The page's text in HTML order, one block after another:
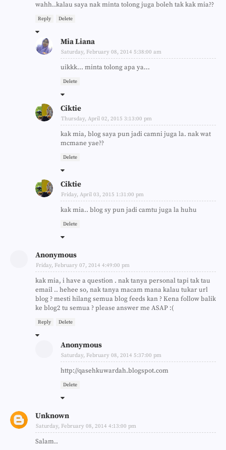
wahh..kalau saya nak minta tolong juga boleh tak kak mia??
Reply Delete
Mia Liana
Saturday, February 08, 2014 5:38:00 am
uikkk... minta tolong apa ya...
Delete
Ciktie
Thursday, April 02, 2015 3:13:00 pm
kak mia, blog saya pun jadi camni juga la. nak wat
mcmane yae??
Delete
Ciktie
Friday, April 03, 2015 1:31:00 pm
kak mia.. blog sy pun jadi camtu juga la huhu
Delete
Anonymous
Friday, February 07, 2014 4:49:00 pm
kak mia, i have a question . nak tanya personal tapi tak tau
email .. hehee so, nak tanya macam mana kalau tukar url
blog ? mesti hilang semua blog feeds kan ? Kena follow balik
ke blog2 tu semua ? please answer me ASAP :(
Reply Delete
Anonymous
Saturday, February 08, 2014 5:37:00 pm
http://qasehkuwardah.blogspot.com
Delete
Unknown
Saturday, February 08, 2014 4:13:00 pm
Salam..